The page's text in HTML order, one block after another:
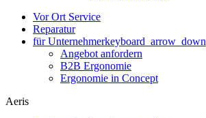
Vor Ort Service
Reparatur
für Unternehmerkeyboard_arrow_down
Angebot anfordern
B2B Ergonomie
Ergonomie in Concept
Aeris